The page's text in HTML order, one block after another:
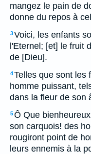
mangez le pain de
donne du repos à
3Voici, les enfants
l'Eternel; [et] le fruit
de [Dieu].
4Telles que sont les
homme puissant,
dans la fleur de son
5Ô Que
son carquois! des
rougiront point de
leurs ennemis à la